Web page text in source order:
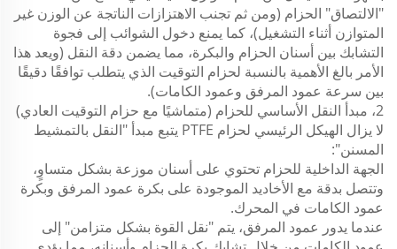
"الالتصاق" الحزام (ومن ثم تجنب الاهتزازات الناتجة عن الوزن غير
المتوازن أثناء التشغيل)، كما يمنع دخول الشوائب إلى فجوة
التشابك بين أسنان الحزام والبكرة، مما يضمن دقة النقل (ويعد هذا
الأمر بالغ الأهمية بالنسبة لحزام التوقيت الذي يتطلب توافقًا دقيقًا
بين سرعة عمود المرفق وعمود الكامات).
2، مبدأ النقل الأساسي للحزام (متماشيًا مع حزام التوقيت العادي)
لا يزال الهيكل الرئيسي لحزام PTFE يتبع مبدأ "النقل بالتمشيط
المسنن":
الجهة الداخلية للحزام تحتوي على أسنان موزعة بشكل متساوٍ،
وتتصل بدقة مع الأخاديد الموجودة على بكرة عمود المرفق وبكرة
عمود الكامات في المحرك.
عندما يدور عمود المرفق، يتم "نقل القوة بشكل متزامن" إلى